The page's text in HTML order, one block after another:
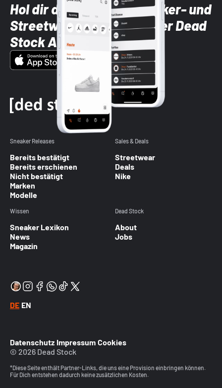
Hol dir die neuesten Sneaker- und
Streetwear-Brands mit der Dead
Stock App
Sneaker Releases
Bereits bestätigt
Bereits erschienen
Nicht bestätigt
Marken
Modelle
Sales & Deals
Streetwear
Deals
Nike
Wissen
Sneaker Lexikon
News
Magazin
Dead Stock
About
Jobs
DE EN
Datenschutz Impressum Cookies
© 2026 Dead Stock
*Diese Seite enthält Partner-Links, die uns eine Provision einbringen können.
Für Dich entstehen dadurch keine zusätzlichen Kosten.